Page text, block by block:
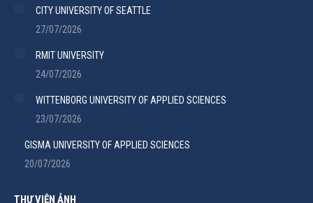
CITY UNIVERSITY OF SEATTLE
27/07/2026
RMIT UNIVERSITY
24/07/2026
WITTENBORG UNIVERSITY OF APPLIED SCIENCES
23/07/2026
GISMA UNIVERSITY OF APPLIED SCIENCES
20/07/2026
THƯ VIỆN ẢNH